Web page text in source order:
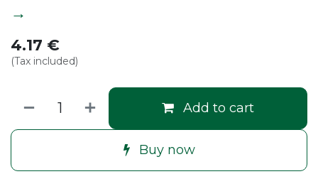
→
4.17 €
(Tax included)
Add to cart
Buy now